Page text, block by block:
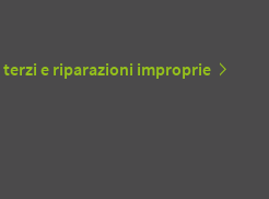
e riparazioni improprie